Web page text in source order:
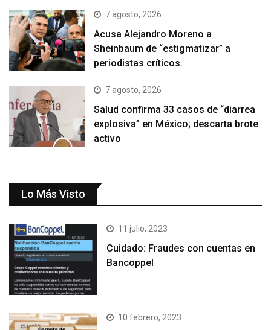
7 agosto, 2026
Acusa Alejandro Moreno a
Sheinbaum de “estigmatizar” a
periodistas críticos.
7 agosto, 2026
Salud confirma 33 casos de “diarrea
explosiva” en México; descarta brote
activo
Lo Más Visto
11 julio, 2023
Cuidado: Fraudes con cuentas en
Bancoppel
10 febrero, 2023